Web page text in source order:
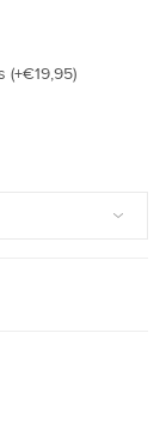
(+€19,95)